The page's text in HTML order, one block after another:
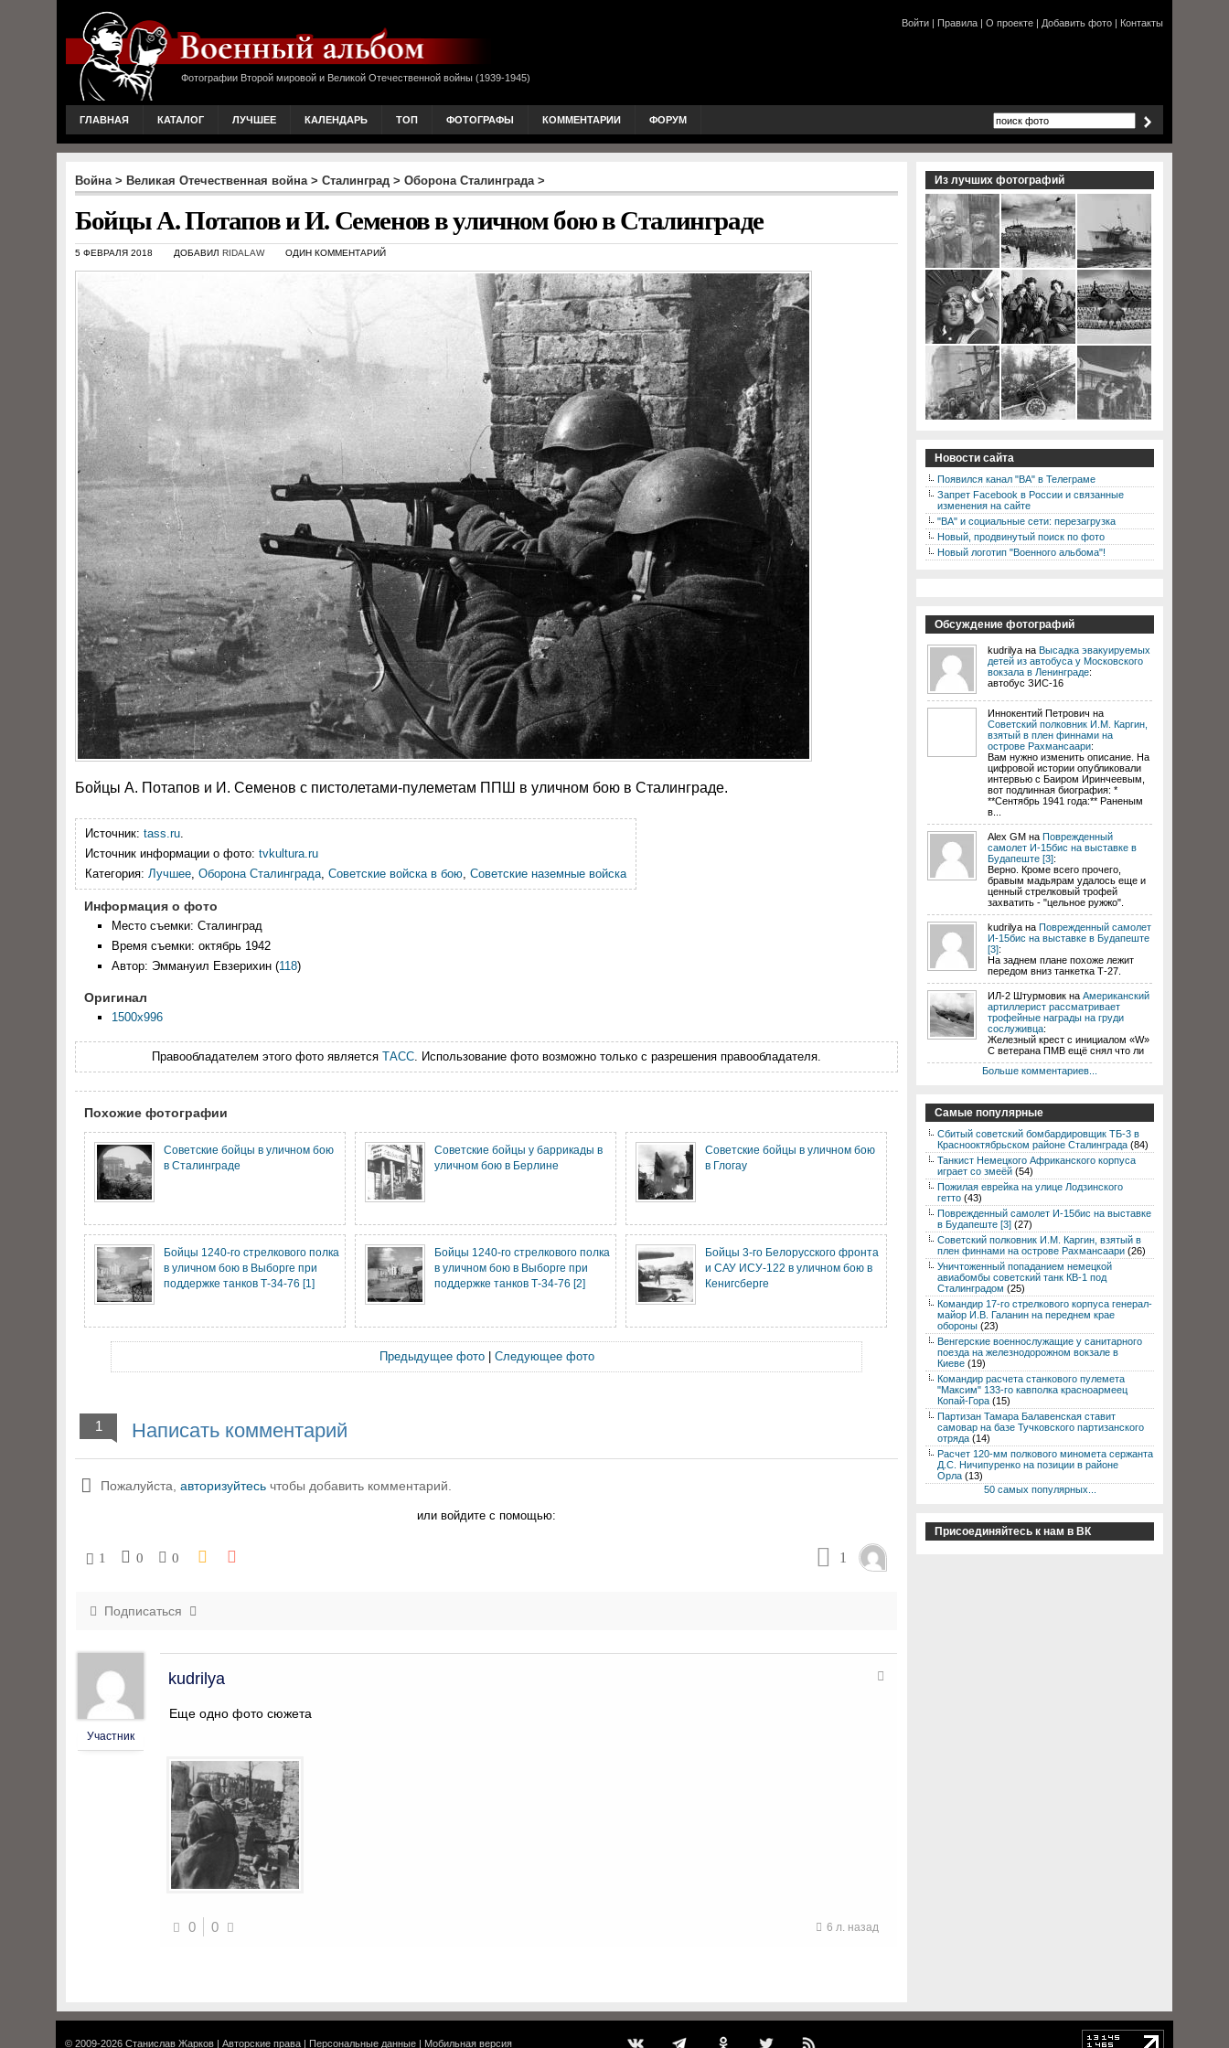
Фотографии Второй мировой и Великой Отечественной войны (1939-1945)
Войти | Правила | О проекте | Добавить фото | Контакты
ГЛАВНАЯ КАТАЛОГ ЛУЧШЕЕ КАЛЕНДАРЬ ТОП ФОТОГРАФЫ КОММЕНТАРИИ ФОРУМ
Война> Великая Отечественная война> Сталинград > Оборона Сталинграда>
Бойцы А. Потапов и И. Семенов в уличном бою в Сталинграде
5 ФЕВРАЛЯ 2018 ДОБАВИЛ RIDALAW ОДИН КОММЕНТАРИЙ
Бойцы А. Потапов и И. Семенов с пистолетами-пулеметам ППШ в уличном бою в Сталинграде.
Источник: tass.ru.
Источник информации о фото: tvkultura.ru
Категория: Лучшее, Оборона Сталинграда, Советские войска в бою, Советские наземные войска
Информация о фото
Место съемки: Сталинград
Время съемки: октябрь 1942
Автор: Эммануил Евзерихин (118)
Оригинал
1500x996
Правообладателем этого фото является ТАСС. Использование фото возможно только с разрешения правообладателя.
Похожие фотографии
Советские бойцы в уличном бою
в Сталинграде
Советские бойцы у баррикады в
уличном бою в Берлине
Советские бойцы в уличном бою
в Глогау
Бойцы 1240-го стрелкового полка
в уличном бою в Выборге при
поддержке танков Т-34-76 [1]
Бойцы 1240-го стрелкового полка
в уличном бою в Выборге при
поддержке танков Т-34-76 [2]
Бойцы 3-го Белорусского фронта
и САУ ИСУ-122 в уличном бою в
Кенигсберге
Предыдущее фото| Следующее фото
1 Написать комментарий
Пожалуйста, авторизуйтесь чтобы добавить комментарий.
или войдите с помощью:
1 0 0 1
Подписаться
Участник
kudrilya
Еще одно фото сюжета
0 0 6 л. назад
Из лучших фотографий
Новости сайта
Появился канал "ВА" в Телеграме
Запрет Facebook в России и связанные
изменения на сайте
"ВА" и социальные сети: перезагрузка
Новый, продвинутый поиск по фото
Новый логотип "Военного альбома"!
Обсуждение фотографий
kudrilya на Высадка эвакуируемых
детей из автобуса у Московского
вокзала в Ленинграде:
автобус ЗИС-16
Иннокентий Петрович на
Советский полковник И.М. Каргин,
взятый в плен финнами на
острове Рахмансаари:
Вам нужно изменить описание. На
цифровой истории опубликовали
интервью с Баиром Иринчеевым,
вот подлинная биография: *
**Сентябрь 1941 года:** Раненым
в...
Alex GM на Поврежденный
самолет И-15бис на выставке в
Будапеште [3]:
Верно. Кроме всего прочего,
бравым мадьярам удалось еще и
ценный стрелковый трофей
захватить - "цельное ружжо".
kudrilya на Поврежденный самолет
И-15бис на выставке в Будапеште
[3]:
На заднем плане похоже лежит
передом вниз танкетка Т-27.
ИЛ-2 Штурмовик на Американский
артиллерист рассматривает
трофейные награды на груди
сослуживца:
Железный крест с инициалом «W»
С ветерана ПМВ ещё снял что ли
Больше комментариев...
Самые популярные
Сбитый советский бомбардировщик ТБ-3 в
Краснооктябрьском районе Сталинграда (84)
Танкист Немецкого Африканского корпуса
играет со змеёй (54)
Пожилая еврейка на улице Лодзинского
гетто (43)
Поврежденный самолет И-15бис на выставке
в Будапеште [3] (27)
Советский полковник И.М. Каргин, взятый в
плен финнами на острове Рахмансаари (26)
Уничтоженный попаданием немецкой
авиабомбы советский танк КВ-1 под
Сталинградом (25)
Командир 17-го стрелкового корпуса генерал-
майор И.В. Галанин на переднем крае
обороны (23)
Венгерские военнослужащие у санитарного
поезда на железнодорожном вокзале в
Киеве (19)
Командир расчета станкового пулемета
"Максим" 133-го кавполка красноармеец
Копай-Гора (15)
Партизан Тамара Балавенская ставит
самовар на базе Тучковского партизанского
отряда (14)
Расчет 120-мм полкового миномета сержанта
Д.С. Ничипуренко на позиции в районе
Орла (13)
50 самых популярных...
Присоединяйтесь к нам в ВК
© 2009-2026 Станислав Жарков | Авторские права | Персональные данные | Мобильная версия